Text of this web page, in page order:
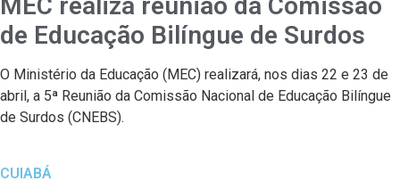
de Educação Bilíngue de Surdos
O Ministério da Educação (MEC) realizará, nos dias 22 e 23 de
abril, a 5ª Reunião da Comissão Nacional de Educação Bilíngue
de Surdos (CNEBS).
CUIABÁ